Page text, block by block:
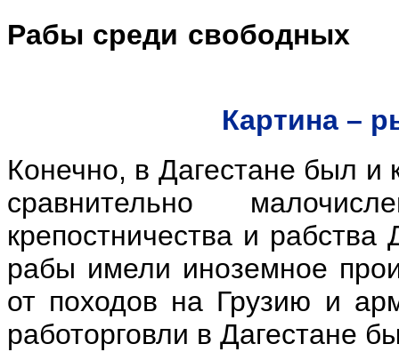
Рабы среди свободных
Картина –
Конечно, в Дагестане был и
сравнительно
крепостничества и
рабы имели иноземное
от походов на Грузию и
работорговли в Дагестане